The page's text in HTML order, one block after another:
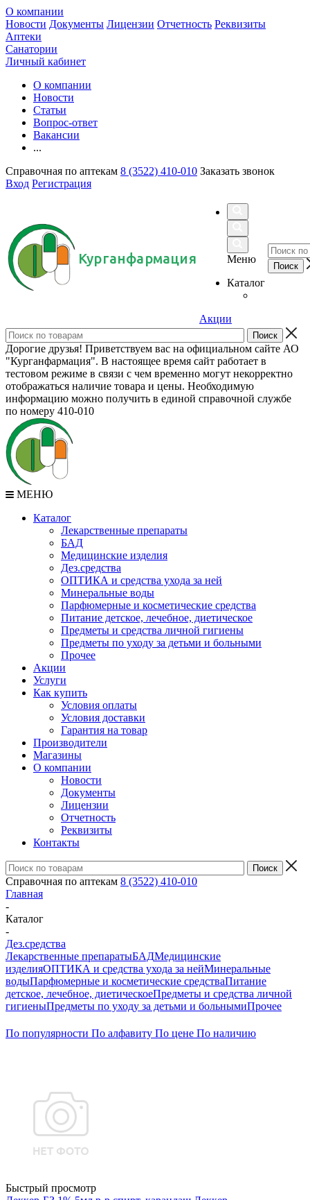
О компании
Новости Документы Лицензии Отчетность Реквизиты
Аптеки
Санатории
Личный кабинет
О компании
Новости
Статьи
Вопрос-ответ
Вакансии
...
Справочная по аптекам 8 (3522) 410-010 Заказать звонок
Вход Регистрация
Курганфармация
Меню
Каталог
Акции
Дорогие друзья! Приветствуем вас на официальном сайте АО
"Курганфармация". В настоящее время сайт работает в
тестовом режиме в связи с чем временно могут некорректно
отображаться наличие товара и цены. Необходимую
информацию можно получить в единой справочной службе
по номеру 410-010
МЕНЮ
Каталог
Лекарственные препараты
БАД
Медицинские изделия
Дез.средства
ОПТИКА и средства ухода за ней
Минеральные воды
Парфюмерные и косметические средства
Питание детское, лечебное, диетическое
Предметы и средства личной гигиены
Предметы по уходу за детьми и больными
Прочее
Акции
Услуги
Как купить
Условия оплаты
Условия доставки
Гарантия на товар
Производители
Магазины
О компании
Новости
Документы
Лицензии
Отчетность
Реквизиты
Контакты
Справочная по аптекам 8 (3522) 410-010
Главная
-
Каталог
-
Дез.средства
Лекарственные препаратыБАДМедицинские
изделияОПТИКА и средства ухода за нейМинеральные
водыПарфюмерные и косметические средстваПитание
детское, лечебное, диетическоеПредметы и средства личной
гигиеныПредметы по уходу за детьми и больнымиПрочее
По популярности По алфавиту По цене По наличию
Быстрый просмотр